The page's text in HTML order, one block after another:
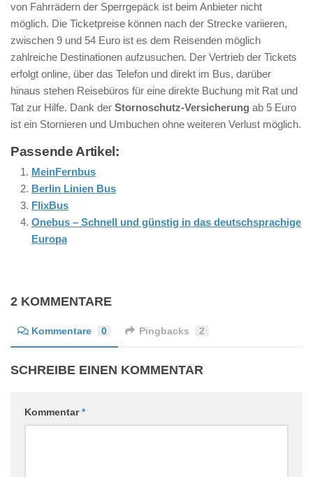
von Fahrrädern der Sperrgepäck ist beim Anbieter nicht
möglich. Die Ticketpreise können nach der Strecke variieren,
zwischen 9 und 54 Euro ist es dem Reisenden möglich
zahlreiche Destinationen aufzusuchen. Der Vertrieb der Tickets
erfolgt online, über das Telefon und direkt im Bus, darüber
hinaus stehen Reisebüros für eine direkte Buchung mit Rat und
Tat zur Hilfe. Dank der Stornoschutz-Versicherung ab 5 Euro
ist ein Stornieren und Umbuchen ohne weiteren Verlust möglich.
Passende Artikel:
MeinFernbus
Berlin Linien Bus
FlixBus
Onebus – Schnell und günstig in das deutschsprachige
Europa
2 KOMMENTARE
Kommentare 0 Pingbacks 2
SCHREIBE EINEN KOMMENTAR
Kommentar*